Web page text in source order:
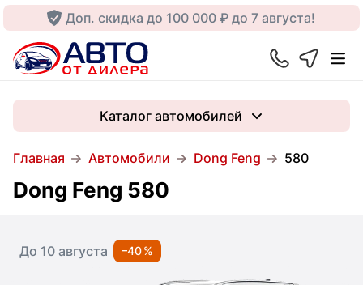
Доп. скидка до 100 000 ₽ до 7 августа!
Главная Автомобили Dong Feng 580
Каталог автомобилей
Dong Feng 580
До 10 августа –40 %